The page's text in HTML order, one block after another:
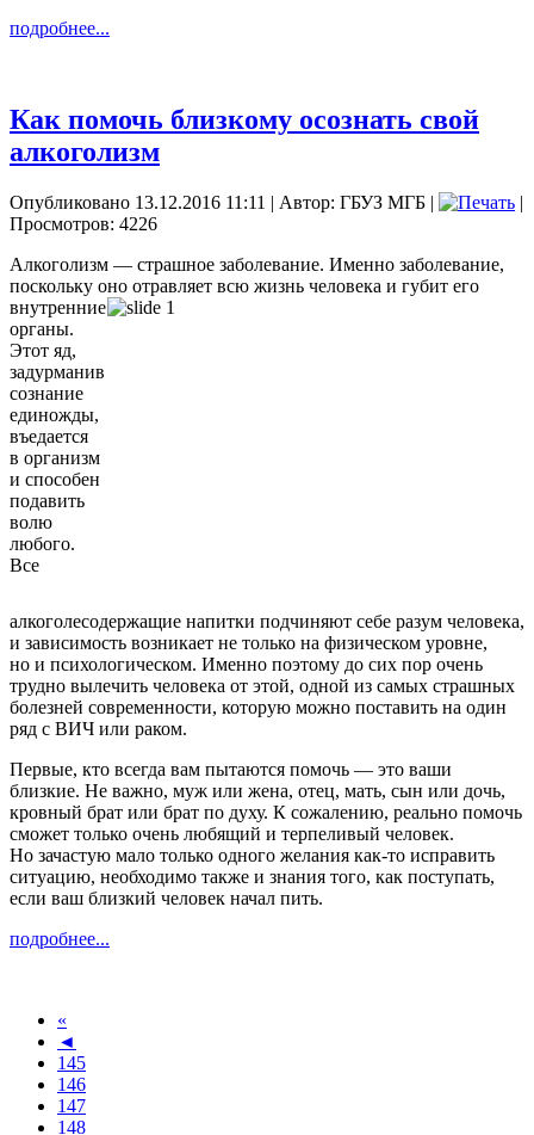
подробнее...
Как помочь близкому осознать свой
алкоголизм
Опубликовано 13.12.2016 11:11 | Автор: ГБУЗ МГБ |
|
Просмотров: 4226
Алкоголизм — страшное заболевание. Именно заболевание,
поскольку оно отравляет всю жизнь человека и губит его
внутренние
органы.
Этот яд,
задурманив
сознание
единожды,
въедается
в организм
и способен
подавить
волю
любого.
Все
алкоголесодержащие напитки подчиняют себе разум человека,
и зависимость возникает не только на физическом уровне,
но и психологическом. Именно поэтому до сих пор очень
трудно вылечить человека от этой, одной из самых страшных
болезней современности, которую можно поставить на один
ряд с ВИЧ или раком.
Первые, кто всегда вам пытаются помочь — это ваши
близкие. Не важно, муж или жена, отец, мать, сын или дочь,
кровный брат или брат по духу. К сожалению, реально помочь
сможет только очень любящий и терпеливый человек.
Но зачастую мало только одного желания как-то исправить
ситуацию, необходимо также и знания того, как поступать,
если ваш близкий человек начал пить.
подробнее...
«
◄
145
146
147
148